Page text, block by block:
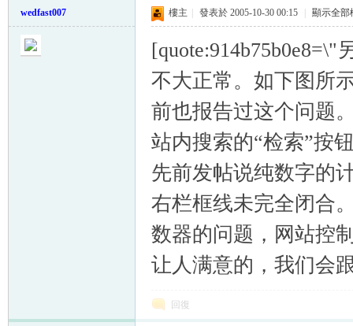
wedfast007 樓主 發表於 2005-10-30 00:15 顯示全部
不大正常。如下图所
前也报告过这个问题
站内搜索的“检索”按
先前发帖说纯数字的
右栏框线未完全闭合
数器的问题，网站控
让人满意的，我们会
回復